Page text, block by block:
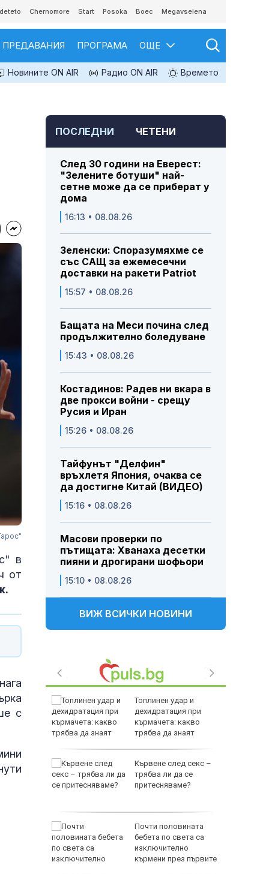
Chernomore Start Posoka Boec Megavselena
ПРЕДАВАНИЯ ПРОГРАМА ОЩЕ
Новините ON AIR Радио ON AIR Времето
в
от
с
ПОСЛЕДНИ ЧЕТЕНИ
След 30 години на Еверест:
"Зелените ботуши" най-
сетне може да се приберат у
дома
16:13 • 08.08.26
Зеленски: Споразумяхме се
със САЩ за ежемесечни
доставки на ракети Patriot
15:57 • 08.08.26
Бащата на Меси почина след
продължително боледуване
15:43 • 08.08.26
Костадинов: Радев ни вкара в
две прокси войни - срещу
Русия и Иран
15:26 • 08.08.26
Тайфунът "Делфин"
връхлетя Япония, очаква се
да достигне Китай (ВИДЕО)
15:16 • 08.08.26
Масови проверки по
пътищата: Хванаха десетки
пияни и дрогирани шофьори
15:10 • 08.08.26
ВИЖ ВСИЧКИ НОВИНИ
Топлинен удар и
дехидратация при
кърмачета: какво
трябва да знаят
Кървене след секс –
трябва ли да се
притесняваме?
Почти половината
бебета по света са
изключително
кърмени през първите